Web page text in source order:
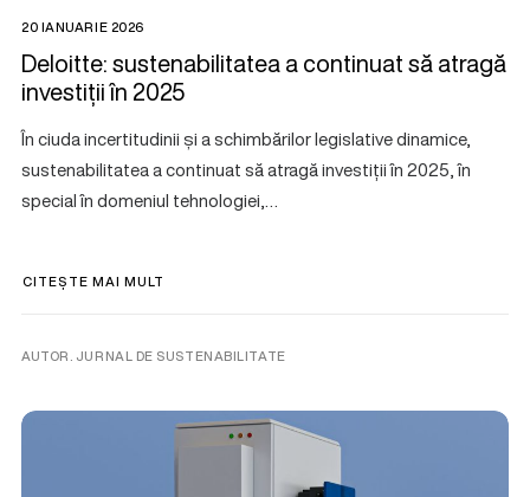
20 IANUARIE 2026
Deloitte: sustenabilitatea a continuat să atragă
investiții în 2025
În ciuda incertitudinii și a schimbărilor legislative dinamice,
sustenabilitatea a continuat să atragă investiții în 2025, în
special în domeniul tehnologiei,…
CITEȘTE MAI MULT
AUTOR. JURNAL DE SUSTENABILITATE